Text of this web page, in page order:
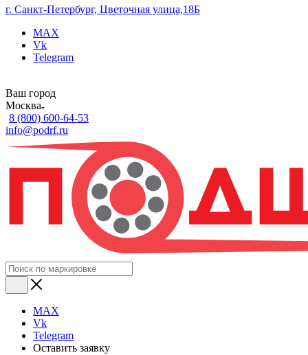
г. Санкт-Петербург, Цветочная улица,18Б
MAX
Vk
Telegram
Ваш город
Москва
8 (800) 600-64-53
info@podrf.ru
MAX
Vk
Telegram
Оставить заявку